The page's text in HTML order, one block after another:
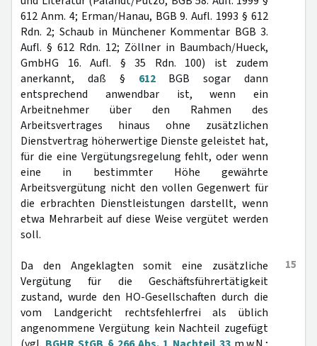
612 Anm. 4; Erman/Hanau, BGB 9. Aufl. 1993 § 612
Rdn. 2; Schaub in Münchener Kommentar BGB 3.
Aufl. § 612 Rdn. 12; Zöllner in Baumbach/Hueck,
GmbHG 16. Aufl. § 35 Rdn. 100) ist zudem
anerkannt, daß § 612BGB sogar dann
entsprechend anwendbar ist, wenn ein
Arbeitnehmer über den Rahmen des
Arbeitsvertrages hinaus ohne zusätzlichen
Dienstvertrag höherwertige Dienste geleistet hat,
für die eine Vergütungsregelung fehlt, oder wenn
eine in bestimmter Höhe gewährte
Arbeitsvergütung nicht den vollen Gegenwert für
die erbrachten Dienstleistungen darstellt, wenn
etwa Mehrarbeit auf diese Weise vergütet werden
soll.
15
Da den Angeklagten somit eine zusätzliche
Vergütung für die Geschäftsführertätigkeit
zustand, wurde den HO-Gesellschaften durch die
vom Landgericht rechtsfehlerfrei als üblich
angenommene Vergütung kein Nachteil zugefügt